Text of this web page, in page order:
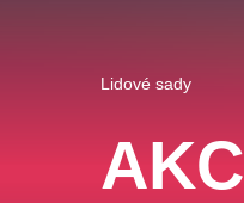
Lidové sady